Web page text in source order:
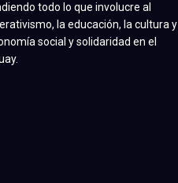
todo lo que involucre al
la educación, la cultura y
social y solidaridad en el